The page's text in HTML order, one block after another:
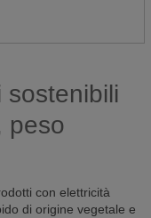
sostenibili
peso
con elettricità
di origine vegetale e